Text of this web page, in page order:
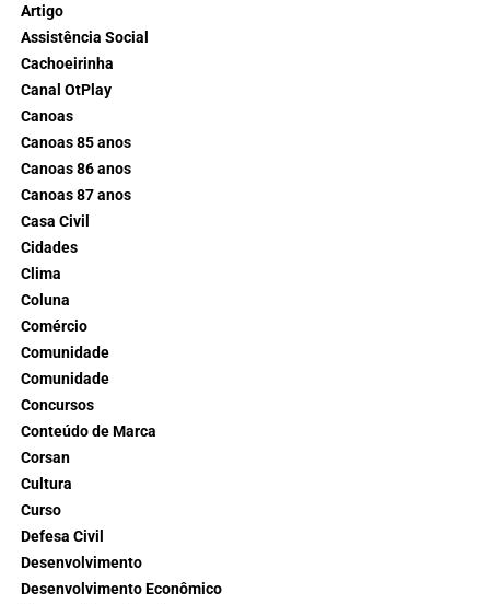
Artigo
Assistência Social
Cachoeirinha
Canal OtPlay
Canoas
Canoas 85 anos
Canoas 86 anos
Canoas 87 anos
Casa Civil
Cidades
Clima
Coluna
Comércio
Comunidade
Comunidade
Concursos
Conteúdo de Marca
Corsan
Cultura
Curso
Defesa Civil
Desenvolvimento
Desenvolvimento Econômico